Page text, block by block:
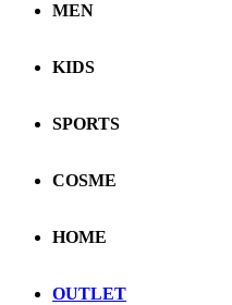
MEN
KIDS
SPORTS
COSME
HOME
OUTLET